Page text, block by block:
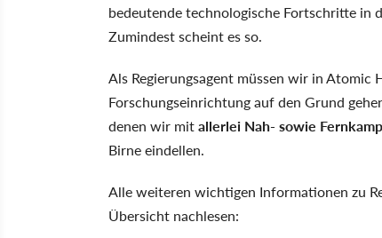
bedeutende technologische Fortschritte in
Zumindest scheint es so.
Als Regierungsagent müssen wir in Atomic
Forschungseinrichtung auf den Grund
denen wir mitallerlei Nah- sowie
Birne eindellen.
Alle weiteren wichtigen Informationen zu
Übersicht nachlesen: